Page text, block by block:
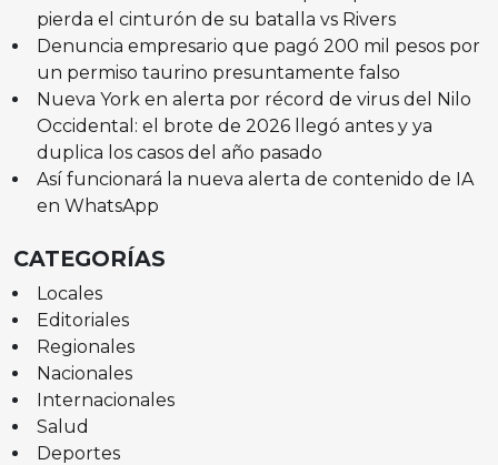
pierda el cinturón de su batalla vs Rivers
Denuncia empresario que pagó 200 mil pesos por
un permiso taurino presuntamente falso
Nueva York en alerta por récord de virus del Nilo
Occidental: el brote de 2026 llegó antes y ya
duplica los casos del año pasado
Así funcionará la nueva alerta de contenido de IA
en WhatsApp
CATEGORÍAS
Locales
Editoriales
Regionales
Nacionales
Internacionales
Salud
Deportes